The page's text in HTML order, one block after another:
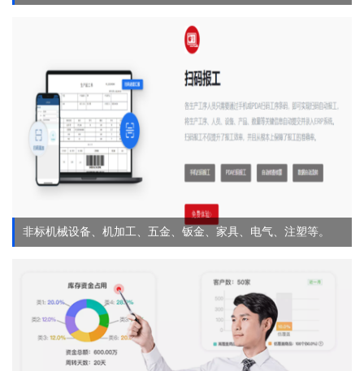
非标机械设备、机加工、五金、钣金、家具、电气、注塑等。